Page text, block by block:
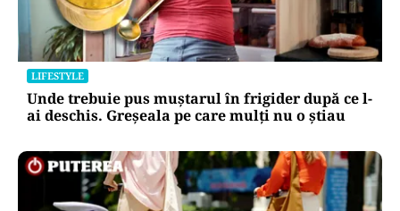
LIFESTYLE
Unde trebuie pus muștarul în frigider după ce l-
ai deschis. Greșeala pe care mulți nu o știau